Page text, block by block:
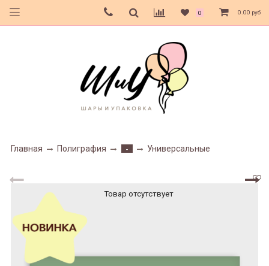
0 0.00 руб
Главная Полиграфия - Универсальные
Товар отсутствует